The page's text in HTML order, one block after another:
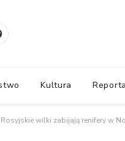
Kultura
Rosyjskie wilki zabijają renifery w